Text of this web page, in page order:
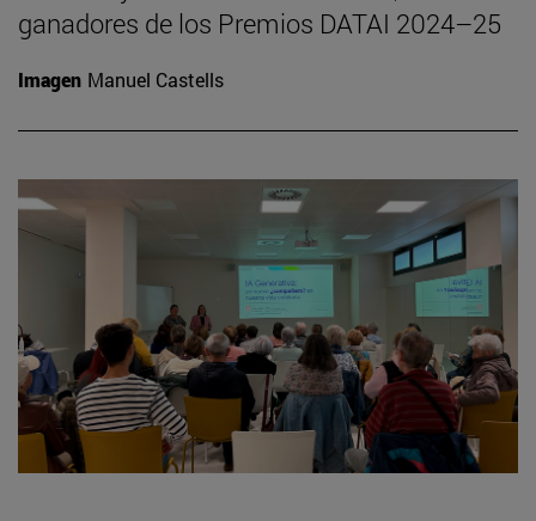
ganadores de los Premios DATAI 2024–25
Imagen Manuel Castells